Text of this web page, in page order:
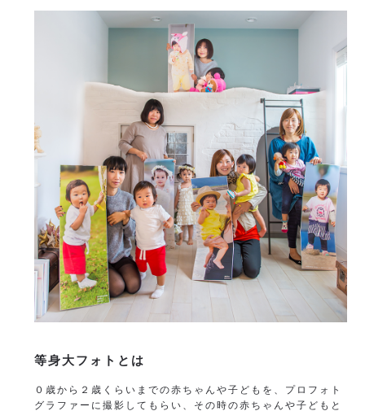
等身大フォトとは
０歳から２歳くらいまでの赤ちゃんや子どもを、プロフォト
グラファーに撮影してもらい、その時の赤ちゃんや子どもと